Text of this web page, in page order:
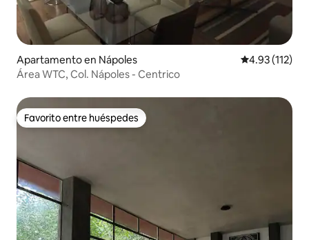
Apartamento en Nápoles Calificación
4.93 (112)
Área WTC, Col. Nápoles - Centrico
Favorito entre huéspedes
Favorito entre huéspedes